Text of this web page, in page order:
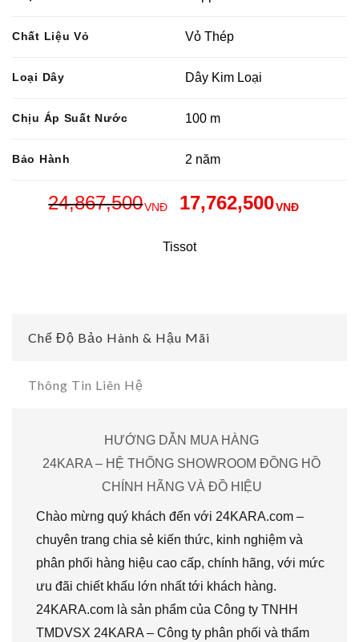
Chất Liệu Vỏ Vỏ Thép
Loại Dây Dây Kim Loại
Chịu Áp Suất Nước 100 m
Bảo Hành 2 năm
24,867,500VNĐ 17,762,500VNĐ
Tissot
Chế Độ Bảo Hành & Hậu Mãi
Thông Tin Liên Hệ
HƯỚNG DẪN MUA HÀNG
24KARA – HỆ THỐNG SHOWROOM ĐỒNG HỒ
CHÍNH HÃNG VÀ ĐỒ HIỆU
Chào mừng quý khách đến với 24KARA.com –
chuyên trang chia sẻ kiến thức, kinh nghiệm và
phân phối hàng hiệu cao cấp, chính hãng, với mức
ưu đãi chiết khấu lớn nhất tới khách hàng.
24KARA.com là sản phẩm của Công ty TNHH
TMDVSX 24KARA – Công ty phân phối và thẩm